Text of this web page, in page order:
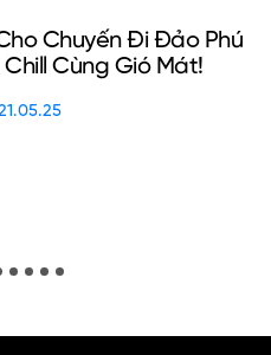
Chuyến Đi Đảo Phú
Cùng Gió Mát!